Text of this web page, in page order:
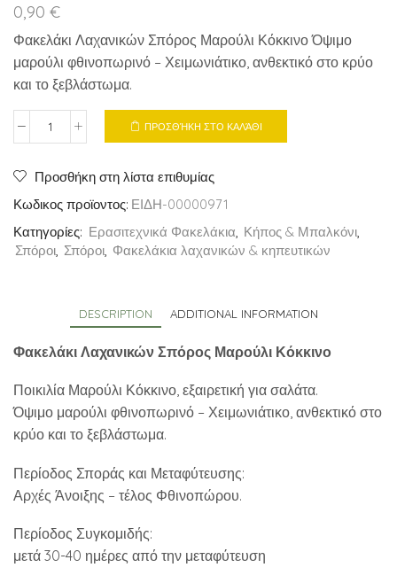
0,90 €
Φακελάκι Λαχανικών Σπόρος Μαρούλι Κόκκινο Όψιμο
μαρούλι φθινοπωρινό – Χειμωνιάτικο, ανθεκτικό στο κρύο
και το ξεβλάστωμα.
Φακελάκι
Σπόρος
Κόκκινο
quantity
ΠΡΟΣΘΉΚΗ ΣΤΟ ΚΑΛΆΘΙ
Προσθήκη στη λίστα επιθυμίας
Κωδικος προϊοντος: ΕΙΔΗ-00000971
Κατηγορίες: Ερασιτεχνικά Φακελάκια Κήπος & Μπαλκόνι
Σπόροι Σπόροι Φακελάκια λαχανικών & κηπευτικών
DESCRIPTION ADDITIONAL INFORMATION
Φακελάκι Λαχανικών Σπόρος Μαρούλι Κόκκινο
Ποικιλία Μαρούλι Κόκκινο, εξαιρετική για σαλάτα.
Όψιμο μαρούλι φθινοπωρινό – Χειμωνιάτικο, ανθεκτικό στο
κρύο και το ξεβλάστωμα.
Περίοδος Σποράς και Μεταφύτευσης:
Αρχές Άνοιξης – τέλος Φθινοπώρου.
Περίοδος Συγκομιδής:
μετά 30-40 ημέρες από την μεταφύτευση